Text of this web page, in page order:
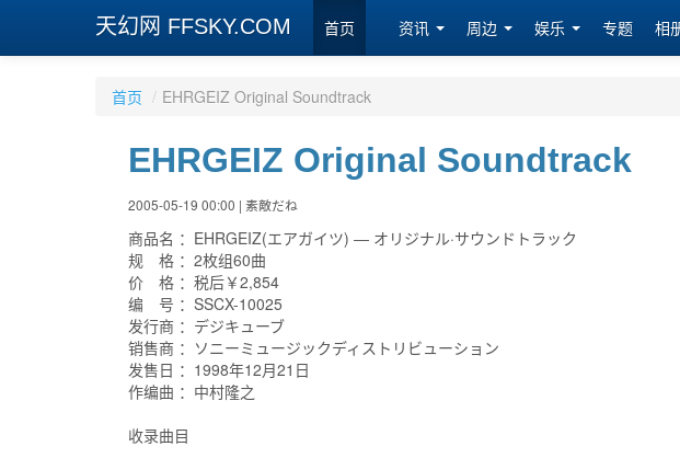
天幻网 FFSKY.COM 首页 资讯 周边 娱乐 专题 相
首页 / EHRGEIZ Original Soundtrack
EHRGEIZ Original Soundtrack
2005-05-19 00:00 | 素敵だね
商品名 ：EHRGEIZ(エアガイツ) ― オリジナル·サウンドトラック
规 格 ：2枚组60曲
价 格 ：税后￥2,854
编 号 ：SSCX-10025
发行商 ：デジキューブ
销售商 ：ソニーミュージックディストリビューション
发售日 ：1998年12月21日
作编曲 ：中村隆之
收录曲目